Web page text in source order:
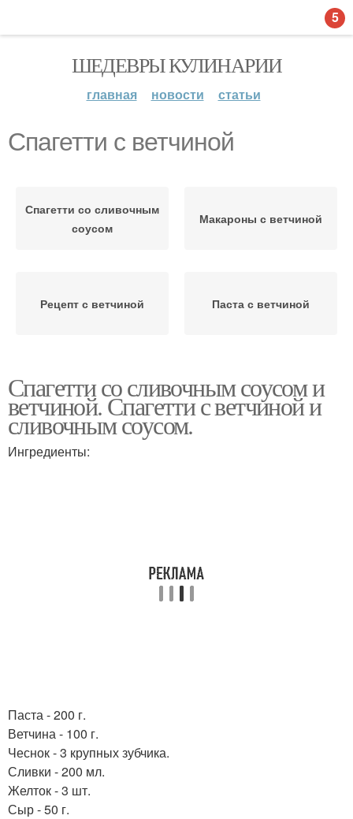
ШЕДЕВРЫ КУЛИНАРИИ
главная новости статьи
Спагетти с ветчиной
Спагетти со сливочным
соусом
Макароны с ветчиной
Рецепт с ветчиной Паста с ветчиной
Спагетти со сливочным соусом и
ветчиной. Спагетти с ветчиной и
сливочным соусом.
Ингредиенты:
Паста - 200 г.
Ветчина - 100 г.
Чеснок - 3 крупных зубчика.
Сливки - 200 мл.
Желток - 3 шт.
Сыр - 50 г.
5